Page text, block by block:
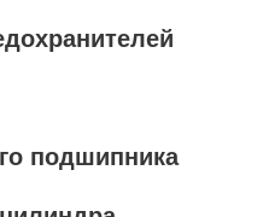
подшипника